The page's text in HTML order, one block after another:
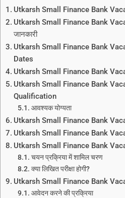
Utkarsh Small Finance Bank
Utkarsh Small Finance Bank
जानकारी
Utkarsh Small Finance Bank
Dates
Utkarsh Small Finance Bank
Utkarsh Small Finance Bank
Qualification
आवश्यक योग्यता
Utkarsh Small Finance Bank
Utkarsh Small Finance Bank
Utkarsh Small Finance Bank
चयन प्रक्रिया में शामिल चरण
क्या लिखित परीक्षा होगी?
Utkarsh Small Finance Bank
आवेदन करने की प्रक्रिया